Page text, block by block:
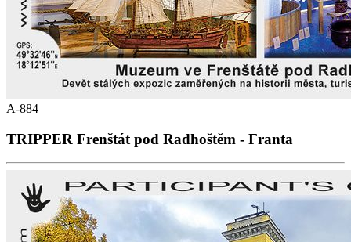
A-884
TRIPPER Frenštát pod Radhoštěm - Franta